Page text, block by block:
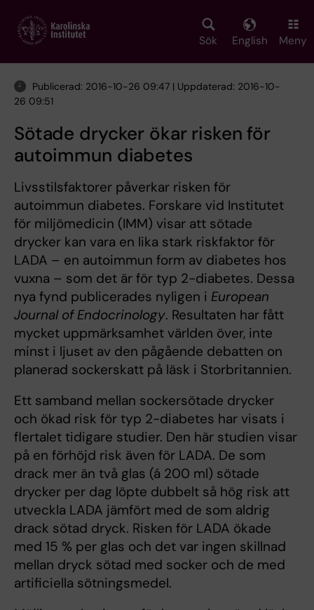
main
Sök English Meny
Publicerad: 2016-10-26 09:47 | Uppdaterad: 2016-10-
26 09:51
Sötade drycker ökar risken för
autoimmun diabetes
Livsstilsfaktorer påverkar risken för
autoimmun diabetes. Forskare vid Institutet
för miljömedicin (IMM) visar att sötade
drycker kan vara en lika stark riskfaktor för
LADA – en autoimmun form av diabetes hos
vuxna – som det är för typ 2-diabetes. Dessa
nya fynd publicerades nyligen i European
Journal of Endocrinology. Resultaten har fått
mycket uppmärksamhet världen över, inte
minst i ljuset av den pågående debatten on
planerad sockerskatt på läsk i Storbritannien.
Ett samband mellan sockersötade drycker
och ökad risk för typ 2-diabetes har visats i
flertalet tidigare studier. Den här studien visar
på en förhöjd risk även för LADA. De som
drack mer än två glas (á 200 ml) sötade
drycker per dag löpte dubbelt så hög risk att
utveckla LADA jämfört med de som aldrig
drack sötad dryck. Risken för LADA ökade
med 15 % per glas och det var ingen skillnad
mellan dryck sötad med socker och de med
artificiella sötningsmedel.